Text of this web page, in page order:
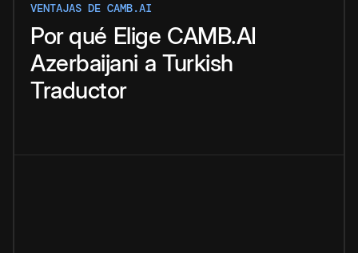
VENTAJAS DE CAMB.AI
Por qué Elige CAMB.AI
Azerbaijani a Turkish
Traductor